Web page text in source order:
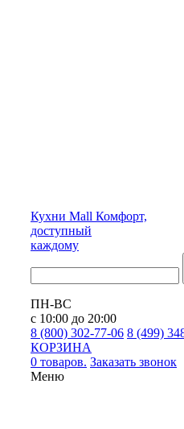
Кухни Mall Комфорт,
доступный
каждому
ПН-ВС
с 10:00 до 20:00
8 (800) 302-77-06 8 (499)
КОРЗИНА
0 товаров. Заказать звонок
Меню